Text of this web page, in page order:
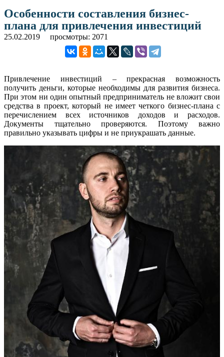
Особенности составления бизнес-
плана для привлечения инвестиций
25.02.2019 просмотры: 2071
Привлечение инвестиций – прекрасная возможность
получить деньги, которые необходимы для развития бизнеса.
При этом ни один опытный предприниматель не вложит свои
средства в проект, который не имеет четкого бизнес-плана с
перечислением всех источников доходов и расходов.
Документы тщательно проверяются. Поэтому важно
правильно указывать цифры и не приукрашать данные.